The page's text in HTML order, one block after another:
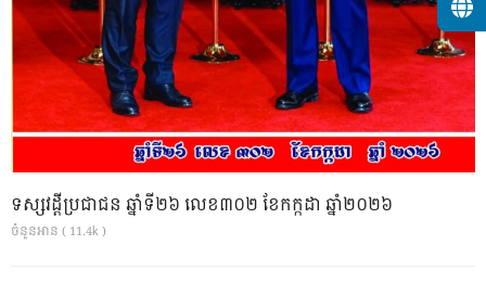
ទស្សវដ្តីប្រជាជន ឆ្នាំទី២៦ លេខ៣០២ ខែកក្កដា ឆ្នាំ២០២៦
ចំនួនអាន ( 11.4k )